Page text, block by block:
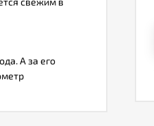
А за его